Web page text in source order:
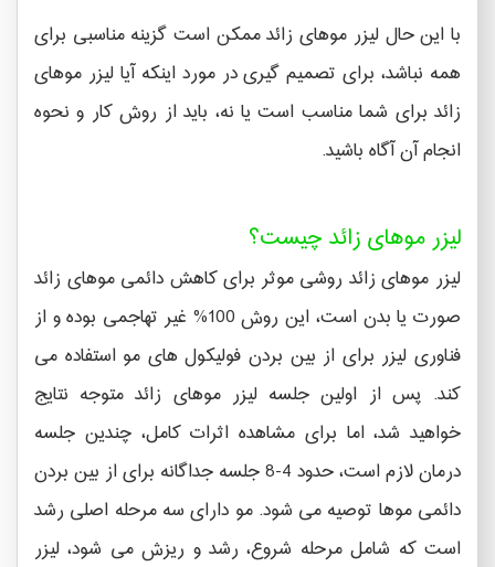
با این حال لیزر موهای زائد ممکن است گزینه مناسبی برای
همه نباشد، برای تصمیم گیری در مورد اینکه آیا لیزر موهای
زائد برای شما مناسب است یا نه، باید از روش کار و نحوه
انجام آن آگاه باشید.
لیزر موهای زائد چیست؟
لیزر موهای زائد روشی موثر برای کاهش دائمی موهای زائد
صورت یا بدن است، این روش 100% غیر تهاجمی بوده و از
فناوری لیزر برای از بین بردن فولیکول های مو استفاده می
کند. پس از اولین جلسه لیزر موهای زائد متوجه نتایج
خواهید شد، اما برای مشاهده اثرات کامل، چندین جلسه
درمان لازم است، حدود 4-8 جلسه جداگانه برای از بین بردن
دائمی موها توصیه می شود. مو دارای سه مرحله اصلی رشد
است که شامل مرحله شروع، رشد و ریزش می شود، لیزر